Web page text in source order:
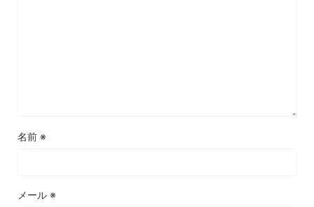
名前 ※
メール ※